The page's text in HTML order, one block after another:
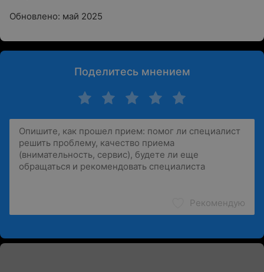
Обновлено: май 2025
Поделитесь мнением
Рекомендую